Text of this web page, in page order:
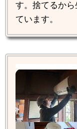
す。捨てるか
ています。